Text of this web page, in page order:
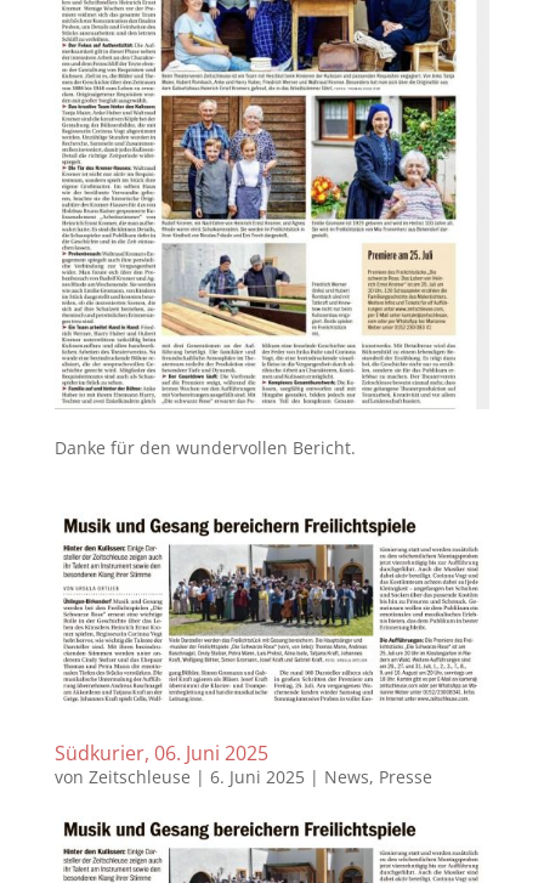
Danke für den wundervollen Bericht.
Südkurier, 06. Juni 2025
von Zeitschleuse | 6. Juni 2025| News, Presse